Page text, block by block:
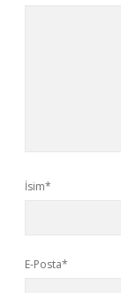
İsim*
E-Posta*